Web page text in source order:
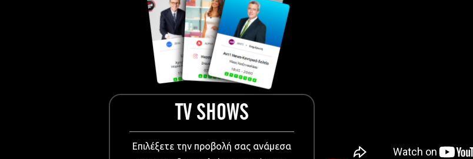
Medical & Pharmaceutical
VIDEO Projections
Kids content
TV SHOWS
Επιλέξετε την προβολή σας ανάμεσα